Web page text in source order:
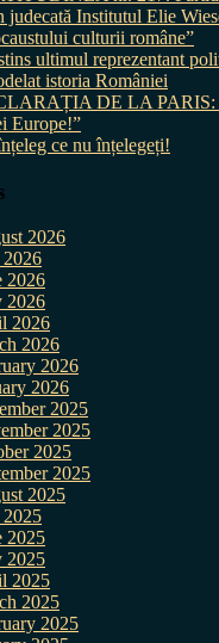
judecată Institutul Elie
culturii române”
ultimul reprezentant
istoria României
DE LA PARIS:
Europe!”
ce nu înțelegeți!
2026
2026
2026
2026
2026
2026
2026
2025
2025
2025
2025
2025
2025
2025
2025
2025
2025